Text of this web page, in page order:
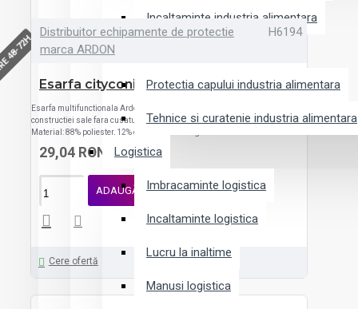
Incaltaminte industria alimentara
Protectia capului industria alimentara
Tehnice si curatenie industria alimentara
Logistica
Imbracaminte logistica
Incaltaminte logistica
Lucru la inaltime
Manusi logistica
72H
Distribuitor echipamente de protectie
marca ARDON
H6194
Esarfa cityconic roz
Esarfa multifunctionala Ardon ADEX Potrivit pentru vremea rece, datorita
constructiei sale fara cusaturi, se usuca rapid si elimina perfect umezeala.
Material: 88% poliester, 12% elastan Culoare: gri inchis Marime: uni..
29,04 RON
ADAUGĂ ÎN COŞ
Cere ofertă